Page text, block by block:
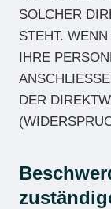
SOLCHER
STEHT.
IHRE
DER